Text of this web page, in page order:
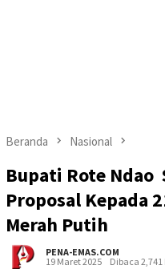
Beranda Nasional
Bupati Rote Ndao
Proposal Kepada
Merah Putih
PENA-EMAS.COM
19 Maret 2025
Dibaca 2,741